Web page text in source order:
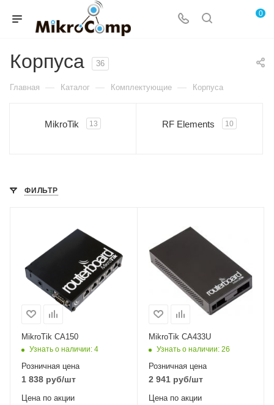
0
Корпуса 36
Главная — Каталог — Комплектующие — Корпуса
MikroTik 13 RF Elements 10
ФИЛЬТР
MikroTik CA150
Узнать о наличии: 4
Розничная цена
1 838 руб/шт
Цена по акции
MikroTik CA433U
Узнать о наличии: 26
Розничная цена
2 941руб/шт
Цена по акции